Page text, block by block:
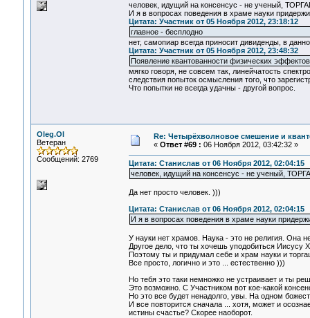
человек, идущий на консенсус - не ученый,
И я в вопросах поведения в храме науки
Цитата: Участник от 05 Ноября 2012, 23:18:12
главное - бесплодно
нет, самопиар всегда приносит дивиденды, в
Цитата: Участник от 05 Ноября 2012, 23:48:32
Появление квантованности физических
мягко говоря, не совсем так, линейчатость
следствия попыток осмысления того, что
Что попытки не всегда удачны - другой вопрос.
Oleg.Ol
Ветеран
Сообщений: 2769
Re: Четырёхволновое смешение и
« Ответ #69 : 06 Ноября 2012, 03:42:32 »
Цитата: Станислав от 06 Ноября 2012, 02:04:15
человек, идущий на консенсус - не ученый,
Да нет просто человек. )))
Цитата: Станислав от 06 Ноября 2012, 02:04:15
И я в вопросах поведения в храме науки
У науки нет храмов. Наука - это не религия. Она
Другое дело, что ты хочешь уподобиться Иисусу
Поэтому ты и придумал себе и храм науки и
Все просто, логично и это ... естественно )))
Но тебя это таки немножко не устраивает и ты
Это возможно. С Участником вот кое-какой
Но это все будет ненадолго, увы. На одном
И все повторится сначала ... хотя, может и
истины счастье? Скорее наоборот.